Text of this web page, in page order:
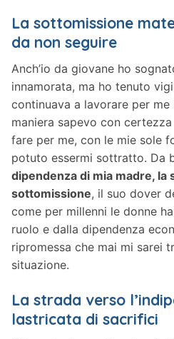
La sottomissione
da non seguire
Anch’io da giovane ho
innamorata, ma ho tenuto
continuava a lavorare per me
maniera sapevo con
fare per me, con le mie sole
potuto essermi sottratto. Da
dipendenza di mia madre, la
sottomissione, il suo dover
come per millenni le donne
ruolo e dalla dipendenza
ripromessa che mai mi sarei
situazione.
La strada verso
lastricata di sacrifici